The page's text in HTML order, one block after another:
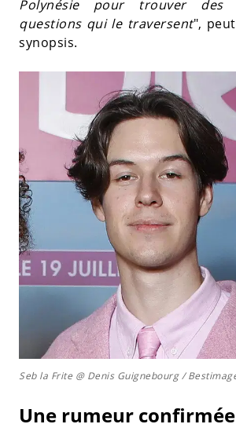
Polynésie pour trouver des
questions qui le traversent",
synopsis.
Seb la Frite @ Denis Guignebourg /
Une rumeur confirmée